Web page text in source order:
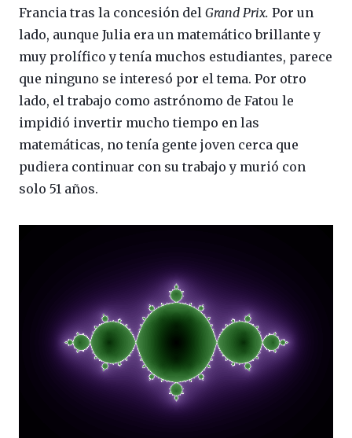
Francia tras la concesión del Grand Prix. Por un
lado, aunque Julia era un matemático brillante y
muy prolífico y tenía muchos estudiantes, parece
que ninguno se interesó por el tema. Por otro
lado, el trabajo como astrónomo de Fatou le
impidió invertir mucho tiempo en las
matemáticas, no tenía gente joven cerca que
pudiera continuar con su trabajo y murió con
solo 51 años.